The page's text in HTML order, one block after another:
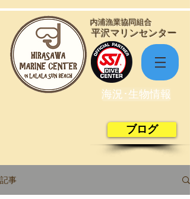
​平沢マリンセンター
​内浦漁業協同組合
海況･生物情報
ブログ
記事